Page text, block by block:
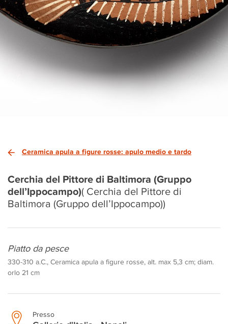
Ceramica apula a figure rosse: apulo medio e tardo
Cerchia del Pittore di Baltimora (Gruppo
dell’Ippocampo)( Cerchia del Pittore di
Baltimora (Gruppo dell’Ippocampo))
Piatto da pesce
330-310 a.C., Ceramica apula a figure rosse, alt. max 5,3 cm; diam.
orlo 21 cm
Presso